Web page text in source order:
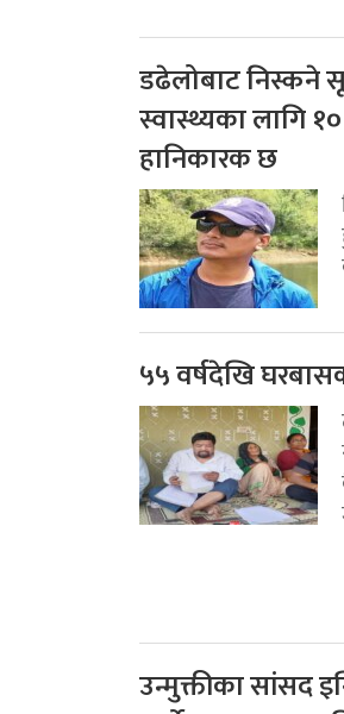
डढेलोबाट निस्कने
स्वास्थ्यका लागि
हानिकारक छ
५५ वर्षदेखि
उन्मुक्तीका सांसद